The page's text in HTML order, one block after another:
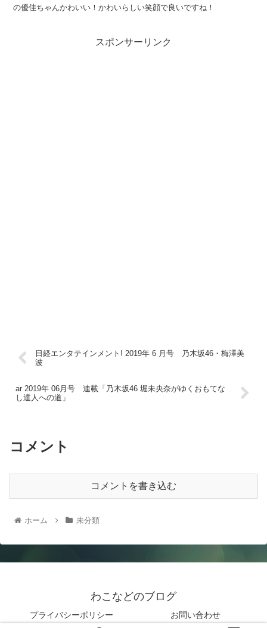
の優佳ちゃんかわいい！かわいらしい笑顔で良いですね！
スポンサーリンク
日経エンタテインメント! 2019年 6 月号 乃木坂46・梅澤美
波
ar 2019年 06月号 連載「乃木坂46 堀未央奈がゆくおもてな
し達人への道」
コメント
コメントを書き込む
ホーム 未分類
わこなどのブログ
プライバシーポリシー お問い合わせ